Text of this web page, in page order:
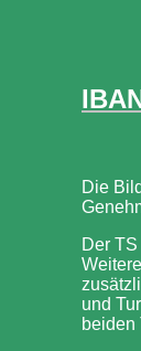
Die
Der
und
beiden